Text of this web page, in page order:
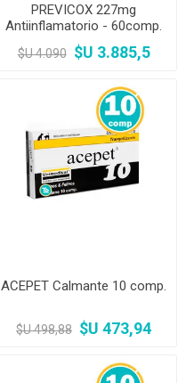
PREVICOX 227mg
Antiinflamatorio - 60comp.
$U 4.090 $U 3.885,5
ACEPET Calmante 10 comp.
$U 498,88 $U 473,94